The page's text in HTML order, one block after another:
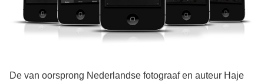
De van oorsprong Nederlandse fotograaf en auteur Haje